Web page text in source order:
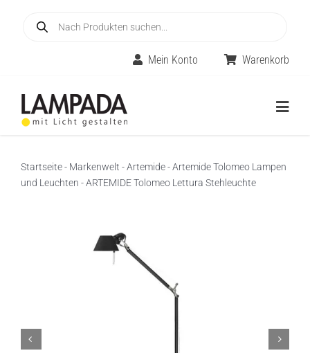
search
Mein Konto Warenkorb
Online-Shop
Lichtplanung
Startseite- Markenwelt -Artemide-Artemide Tolomeo Lampen
und Leuchten -ARTEMIDE Tolomeo Lettura Stehleuchte